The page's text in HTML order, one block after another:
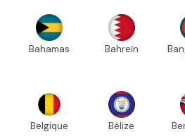
Bahamas Bahreïn
Belgique Bélize